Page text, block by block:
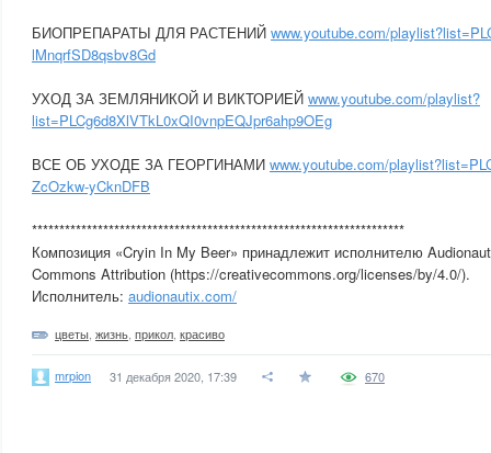
БИОПРЕПАРАТЫ ДЛЯ РАСТЕНИЙ www.youtube.com/
lMnqrfSD8qsbv8Gd
УХОД ЗА ЗЕМЛЯНИКОЙ И ВИКТОРИЕЙ www.youtube.com/playlist?
list=PLCg6d8XlVTkL0xQI0vnpEQJpr6ahp9OEg
ВСЕ ОБ УХОДЕ ЗА ГЕОРГИНАМИ www.youtube.com/
ZcOzkw-yCknDFB
********************************************************************
Композиция «Cryin In My Beer» принадлежит исполнителю
Commons Attribution (https://creativecommons.org/licenses/by/4.0/).
Исполнитель: audionautix.com/
цветы жизнь прикол красиво
mrpion 31 декабря 2020, 17:39 670